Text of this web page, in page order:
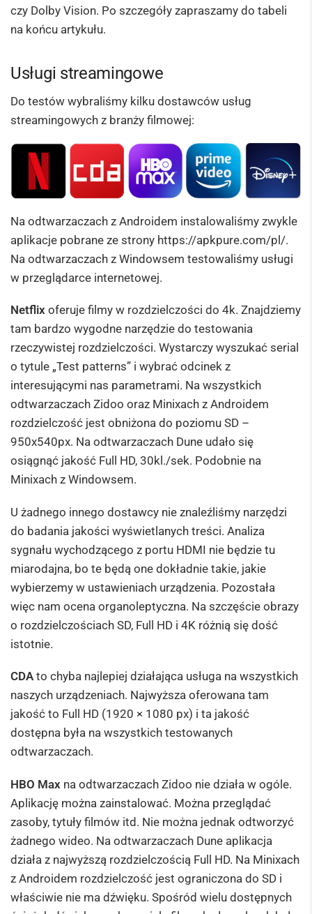
czy Dolby Vision. Po szczegóły zapraszamy do tabeli
na końcu artykułu.
Usługi streamingowe
Do testów wybraliśmy kilku dostawców usług
streamingowych z branży filmowej:
Na odtwarzaczach z Androidem instalowaliśmy zwykle
aplikacje pobrane ze strony https://apkpure.com/pl/.
Na odtwarzaczach z Windowsem testowaliśmy usługi
w przeglądarce internetowej.
Netflix oferuje filmy w rozdzielczości do 4k. Znajdziemy
tam bardzo wygodne narzędzie do testowania
rzeczywistej rozdzielczości. Wystarczy wyszukać serial
o tytule „Test patterns” i wybrać odcinek z
interesującymi nas parametrami. Na wszystkich
odtwarzaczach Zidoo oraz Minixach z Androidem
rozdzielczość jest obniżona do poziomu SD –
950x540px. Na odtwarzaczach Dune udało się
osiągnąć jakość Full HD, 30kl./sek. Podobnie na
Minixach z Windowsem.
U żadnego innego dostawcy nie znaleźliśmy narzędzi
do badania jakości wyświetlanych treści. Analiza
sygnału wychodzącego z portu HDMI nie będzie tu
miarodajna, bo te będą one dokładnie takie, jakie
wybierzemy w ustawieniach urządzenia. Pozostała
więc nam ocena organoleptyczna. Na szczęście obrazy
o rozdzielczościach SD, Full HD i 4K różnią się dość
istotnie.
CDA to chyba najlepiej działająca usługa na wszystkich
naszych urządzeniach. Najwyższa oferowana tam
jakość to Full HD (1920 × 1080 px) i ta jakość
dostępna była na wszystkich testowanych
odtwarzaczach.
HBO Max na odtwarzaczach Zidoo nie działa w ogóle.
Aplikację można zainstalować. Można przeglądać
zasoby, tytuły filmów itd. Nie można jednak odtworzyć
żadnego wideo. Na odtwarzaczach Dune aplikacja
działa z najwyższą rozdzielczością Full HD. Na Minixach
z Androidem rozdzielczość jest ograniczona do SD i
właściwie nie ma dźwięku. Spośród wielu dostępnych